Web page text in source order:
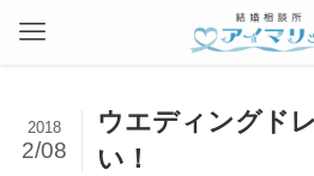
ウエディングド
い！
2018
2/08